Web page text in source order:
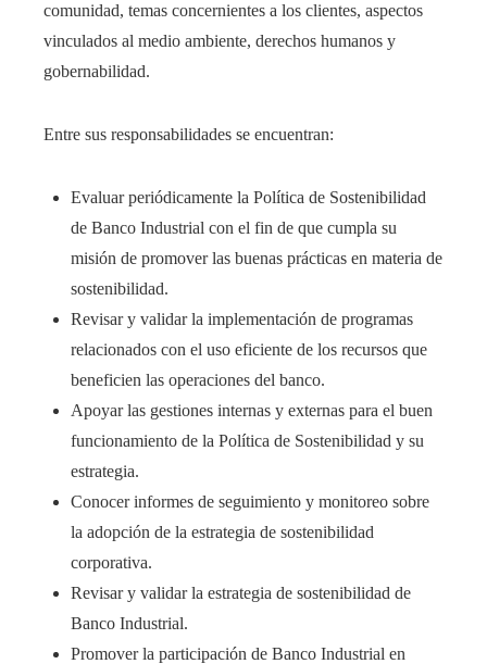
comunidad, temas concernientes a los clientes, aspectos
vinculados al medio ambiente, derechos humanos y
gobernabilidad.
Entre sus responsabilidades se encuentran:
Evaluar periódicamente la Política de Sostenibilidad
de Banco Industrial con el fin de que cumpla su
misión de promover las buenas prácticas en materia de
sostenibilidad.
Revisar y validar la implementación de programas
relacionados con el uso eficiente de los recursos que
beneficien las operaciones del banco.
Apoyar las gestiones internas y externas para el buen
funcionamiento de la Política de Sostenibilidad y su
estrategia.
Conocer informes de seguimiento y monitoreo sobre
la adopción de la estrategia de sostenibilidad
corporativa.
Revisar y validar la estrategia de sostenibilidad de
Banco Industrial.
Promover la participación de Banco Industrial en